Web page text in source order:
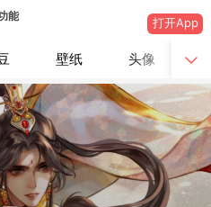
能
打开App
壁纸 头像